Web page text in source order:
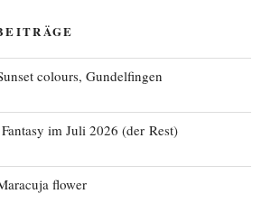
colours, Gundelfingen
im Juli 2026 (der Rest)
flower